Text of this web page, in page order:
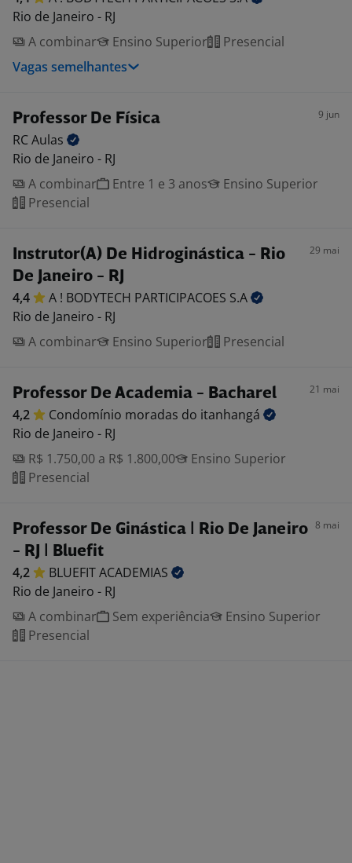
Rio de Janeiro - RJ
A combinar
Ensino Superior
Presencial
Vagas semelhantes
Professor De Física 9 jun
RCAulas
Rio de Janeiro - RJ
A combinar
Entre 1 e 3 anos
Ensino Superior
Presencial
Instrutor(A) De Hidroginástica - Rio
De Janeiro - RJ
29 mai
4,4 A ! BODYTECH PARTICIPACOES S.A
Rio de Janeiro - RJ
A combinar
Ensino Superior Presencial
Professor De Academia - Bacharel 21 mai
4,2 Condomínio moradas do itanhangá
Rio de Janeiro - RJ
R$ 1.750,00 a R$ 1.800,00
Ensino Superior
Presencial
Professor De Ginástica | Rio De Janeiro
- RJ | Bluefit
8 mai
4,2 BLUEFITACADEMIAS
Rio de Janeiro - RJ
A combinar
Sem experiência
Ensino Superior
Presencial